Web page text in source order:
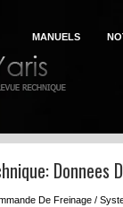
MANUELS
Donnees
De Freinage /